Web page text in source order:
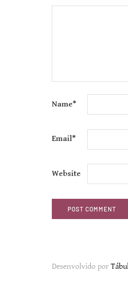
Name*
Email*
Website
Desenvolvido por